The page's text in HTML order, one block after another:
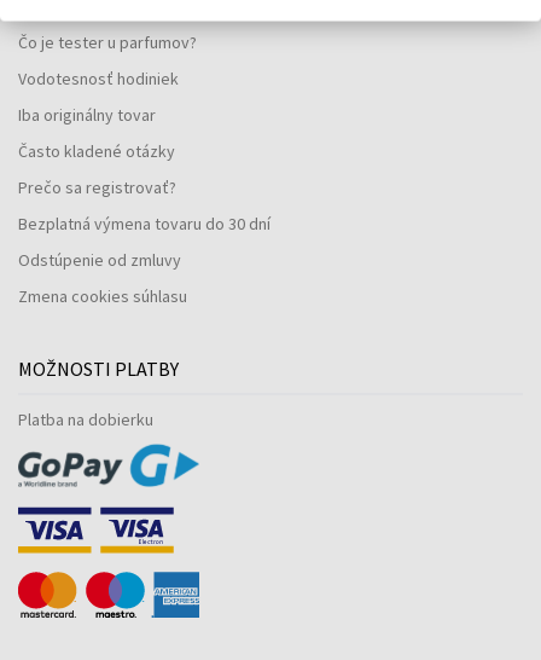
Čo je tester u parfumov?
Vodotesnosť hodiniek
Iba originálny tovar
Často kladené otázky
Prečo sa registrovať?
Bezplatná výmena tovaru do 30 dní
Odstúpenie od zmluvy
Zmena cookies súhlasu
MOŽNOSTI PLATBY
Platba na dobierku